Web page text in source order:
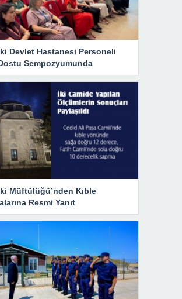
Devlet Hastanesi Personeli
Sempozyumunda
Müftülüğü’nden Kıble
Resmi Yanıt